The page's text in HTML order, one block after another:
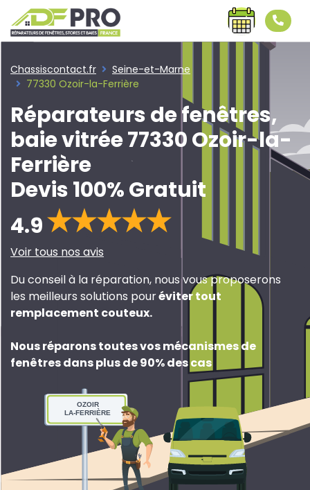
Chassiscontact.fr
Seine-et-Marne
77330 Ozoir-la-Ferrière
Réparateurs de fenêtres,
baie vitrée 77330 Ozoir-la-
Ferrière
Devis 100% Gratuit
4.9
Voir tous nos avis
Du conseil à la réparation, nous vous proposerons
les meilleurs solutions pouréviter tout
remplacement couteux.
Nous réparons toutes vos mécanismes de
fenêtres dans plus de 90% des cas
OZOIR
LA-FERRIÈRE